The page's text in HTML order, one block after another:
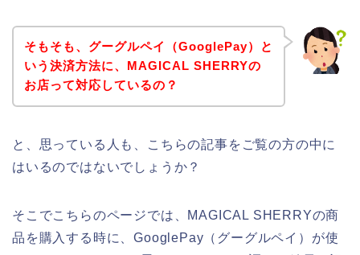
そもそも、グーグルペイ（GooglePay）と
いう決済方法に、MAGICAL SHERRYの
お店って対応しているの？
と、思っている人も、こちらの記事をご覧の方の中に
はいるのではないでしょうか？
そこでこちらのページでは、MAGICAL SHERRYの商
品を購入する時に、GooglePay（グーグルペイ）が使